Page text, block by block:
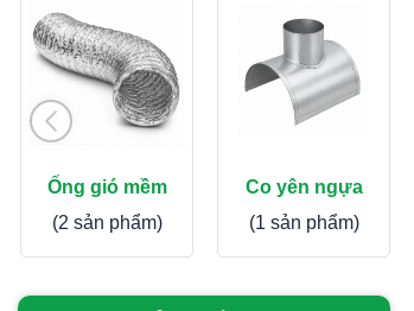
Ống gió mềm
(2 sản phẩm)
Co yên ngựa
(1 sản phẩm)